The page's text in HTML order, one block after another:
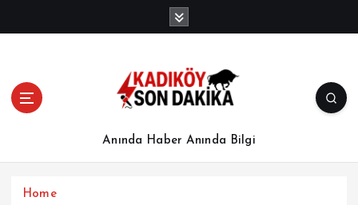
Anında Haber Anında Bilgi
Home